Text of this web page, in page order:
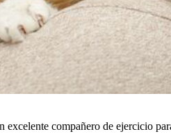
excelente compañero de ejercicio